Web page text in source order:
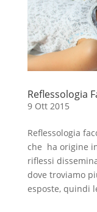
Reflessologia
9 Ott 2015
Reflessologia
che ha origine
riflessi
dove troviamo
esposte, quindi